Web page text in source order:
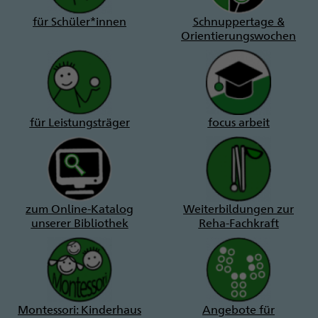
für Schüler*innen
Schnuppertage &
Orientierungswochen
für Leistungsträger focus arbeit
zum Online-Katalog
unserer Bibliothek
Weiterbildungen zur
Reha-Fachkraft
Montessori: Kinderhaus
Angebote für